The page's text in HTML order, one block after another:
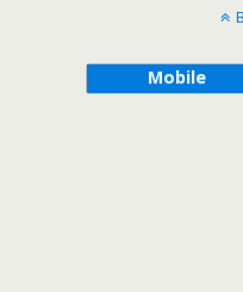
Mobile